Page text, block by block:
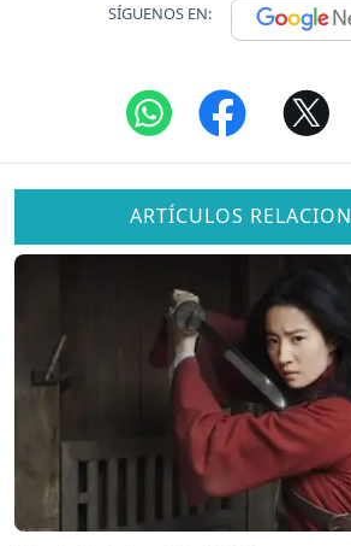
SÍGUENOS EN:
ARTÍCULOS